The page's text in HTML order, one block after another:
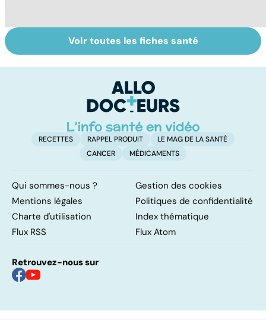
Le paludisme, un
fléau planétaire
Faire du sport à
domicile, c'est
Voir toutes les fiches santé
RECETTES RAPPEL PRODUIT
LE MAG DE LA SANTÉ
CANCER
MÉDICAMENTS
Qui sommes-nous ?
Gestion des cookies
Mentions légales
Politiques de confidentialité
Charte d'utilisation
Index thématique
Flux RSS
Flux Atom
Retrouvez-nous sur